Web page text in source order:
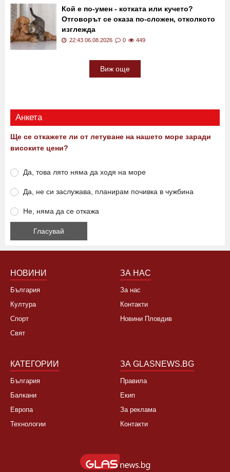
Кой е по-умен - котката или кучето?
Отговорът се оказа по-сложен, отколкото
изглежда
22:43 06.08.2026 0 449
Виж още
Анкета
Ще се откажете ли от летуване на нашето море заради
високите цени?
Да, това лято няма да ходя на море
Да, не си заслужава, планирам почивка в чужбина
Не, няма да се откажа
НОВИНИ
България
Култура
Спорт
Свят
ЗА НАС
За нас
Контакти
Новини Пловдив
КАТЕГОРИИ
България
Балкани
Европа
Технологии
ЗА GLASNEWS.BG
Правила
Екип
За реклама
Контакти